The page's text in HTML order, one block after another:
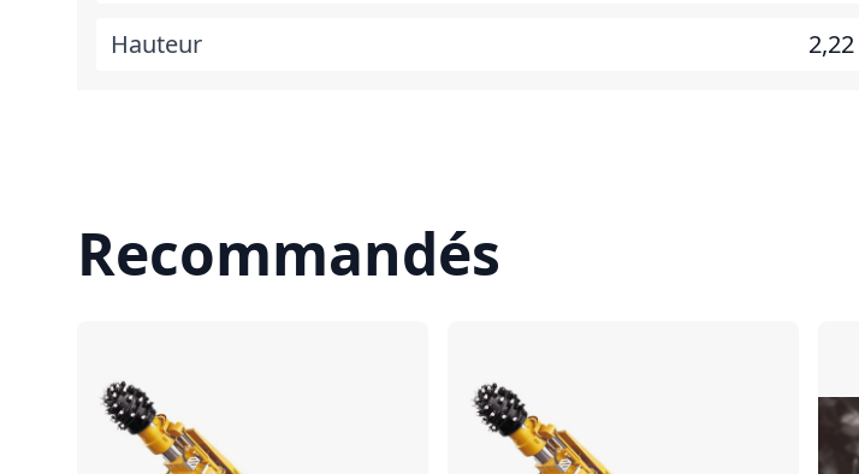
Hauteur 2,22
Recommandés